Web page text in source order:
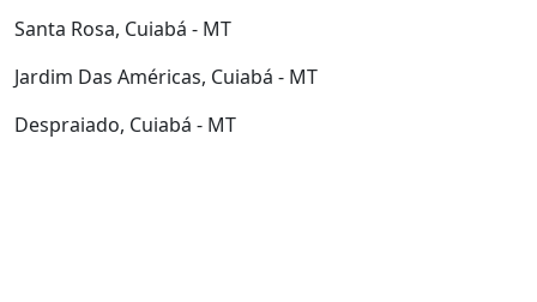
Santa Rosa, Cuiabá - MT
Jardim Das Américas, Cuiabá - MT
Despraiado, Cuiabá - MT